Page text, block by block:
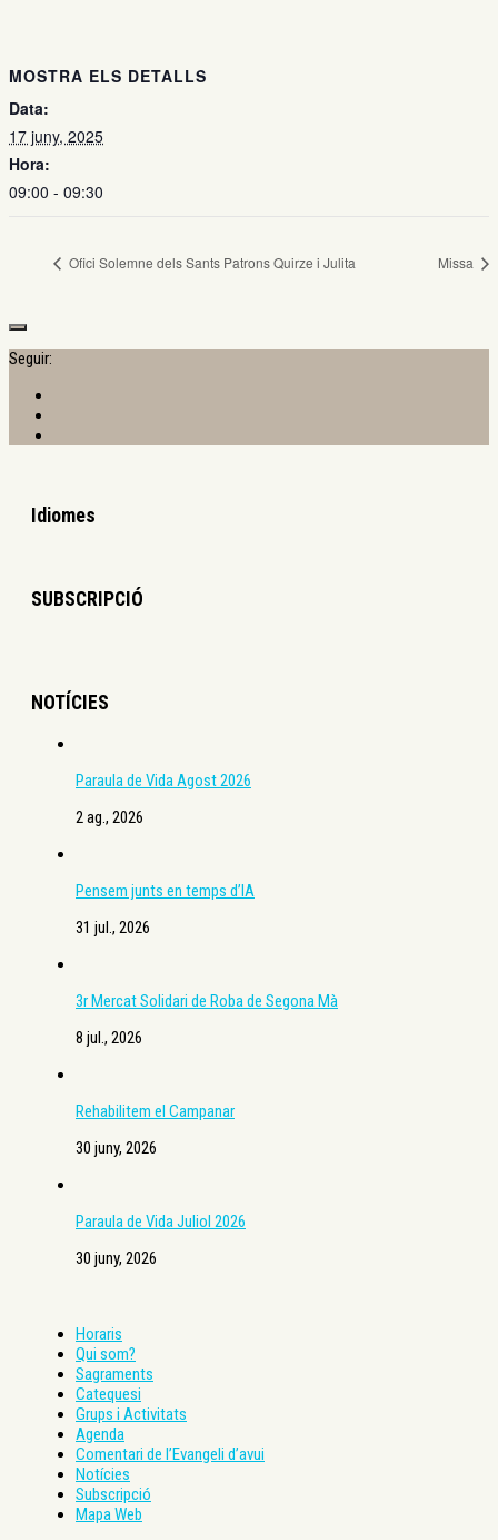
MOSTRA ELS DETALLS
Data:
17 juny, 2025
Hora:
09:00 - 09:30
Ofici Solemne dels Sants Patrons Quirze i Julita Missa
Seguir:
Idiomes
SUBSCRIPCIÓ
NOTÍCIES
Paraula de Vida Agost 2026
2 ag., 2026
Pensem junts en temps d’IA
31 jul., 2026
3r Mercat Solidari de Roba de Segona Mà
8 jul., 2026
Rehabilitem el Campanar
30 juny, 2026
Paraula de Vida Juliol 2026
30 juny, 2026
Horaris
Qui som?
Sagraments
Catequesi
Grups i Activitats
Agenda
Comentari de l’Evangeli d’avui
Notícies
Subscripció
Mapa Web